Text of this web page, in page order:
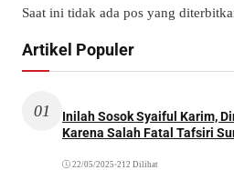
Saat ini tidak ada pos yang
Artikel Populer
01
Inilah Sosok Syaiful Karim,
Karena Salah Fatal Tafsiri
22/05/2025 •212 Dilihat